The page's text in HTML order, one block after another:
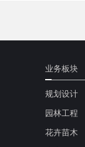
业务板块
规划设计
园林工程
花卉苗木